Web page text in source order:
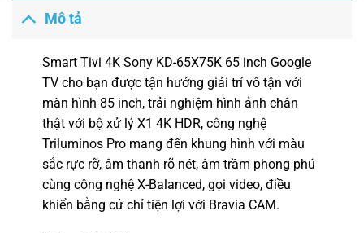
Mô tả
Smart Tivi 4K Sony KD-65X75K 65 inch Google
TVcho bạn được tận hưởng giải trí vô tận với
màn hình 85 inch, trải nghiệm hình ảnh chân
thật với bộ xử lý X1 4K HDR, công nghệ
Triluminos Pro mang đến khung hình với màu
sắc rực rỡ, âm thanh rõ nét, âm trầm phong phú
cùng công nghệ X-Balanced, gọi video, điều
khiển bằng cử chỉ tiện lợi với Bravia CAM.